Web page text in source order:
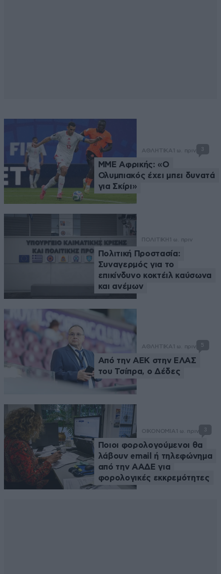
ΑΘΛΗΤΙΚΑ 1 ω. πριν 3
ΜΜΕ Αφρικής: «Ο
Ολυμπιακός έχει μπει δυνατά
για Σκίρι»
ΠΟΛΙΤΙΚΗ 1 ω. πριν
Πολιτική Προστασία:
Συναγερμός για το
επικίνδυνο κοκτέιλ καύσωνα
και ανέμων
ΑΘΛΗΤΙΚΑ 1 ω. πριν 5
Από την ΑΕΚ στην ΕΛΑΣ
του Τσίπρα, ο Δέδες
ΟΙΚΟΝΟΜΙΑ 1 ω. πριν 3
Ποιοι φορολογούμενοι θα
λάβουν email ή τηλεφώνημα
από την ΑΑΔΕ για
φορολογικές εκκρεμότητες